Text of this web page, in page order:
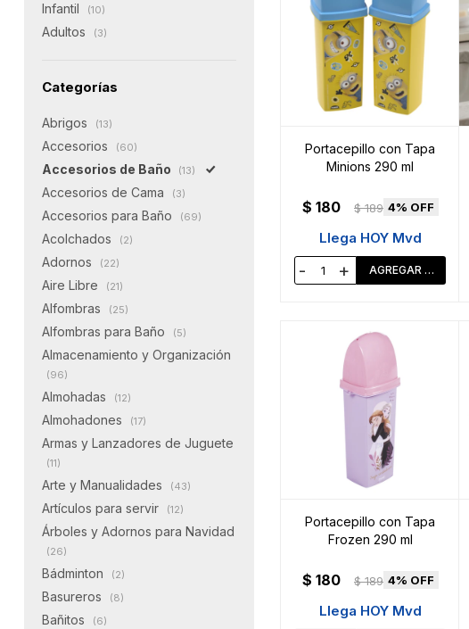
Portacepillo con Tapa
Minions 290 ml
$ 180 $ 189 4
Llega HOY Mvd
- +
Portacepillo con Tapa
Frozen 290 ml
$ 180 $ 189 4
Llega HOY Mvd
Categorías
Abrigos (13)
Accesorios (60)
Accesorios de Baño (13)
Accesorios de Cama (3)
Accesorios para Baño (69)
Acolchados (2)
Adornos (22)
Aire Libre (21)
Alfombras (25)
Alfombras para Baño (5)
Almacenamiento y Organización
(96)
Almohadas (12)
Almohadones (17)
Armas y Lanzadores de Juguete
(11)
Arte y Manualidades (43)
Artículos para servir (12)
Árboles y Adornos para Navidad
(26)
Bádminton (2)
Basureros (8)
Bañitos (6)
Infantil (10)
Adultos (3)